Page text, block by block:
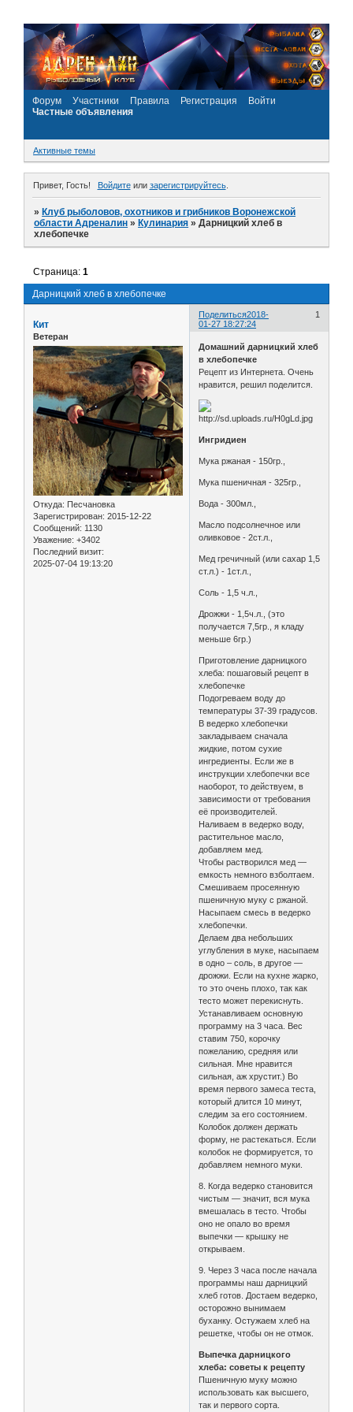
Форум Участники Правила Регистрация
Войти
Частные объявления
Активные темы
Привет, Гость! Войдитеили зарегистрируйтесь.
»Клуб рыболовов, охотников и грибников Воронежской
области Адреналин »Кулинария »Дарницкий хлеб в
хлебопечке
Дарницкий хлеб в хлебопечке
Страница:1
Поделиться 1
2018-
01-27 18:27:24
Кит
Ветеран
Откуда: Песчановка
Зарегистрирован: 2015-12-22
Сообщений: 1130
Уважение: +3402
Последний визит:
2025-07-04 19:13:20
Домашний дарницкий хлеб
в хлебопечке
Рецепт из Интернета. Очень
нравится, решил поделится.
Ингридиен
Мука ржаная - 150гр.,
Мука пшеничная - 325гр.,
Вода - 300мл.,
Масло подсолнечное или
оливковое - 2ст.л.,
Мед гречичный (или сахар 1,5
ст.л.) - 1ст.л.,
Соль - 1,5 ч.л.,
Дрожжи - 1,5ч.л., (это
получается 7,5гр., я кладу
меньше 6гр.)
Приготовление дарницкого
хлеба: пошаговый рецепт в
хлебопечке
Подогреваем воду до
температуры 37-39 градусов.
В ведерко хлебопечки
закладываем сначала
жидкие, потом сухие
ингредиенты. Если же в
инструкции хлебопечки все
наоборот, то действуем, в
зависимости от требования
её производителей.
Наливаем в ведерко воду,
растительное масло,
добавляем мед.
Чтобы растворился мед —
емкость немного взболтаем.
Смешиваем просеянную
пшеничную муку с ржаной.
Насыпаем смесь в ведерко
хлебопечки.
Делаем два небольших
углубления в муке, насыпаем
в одно – соль, в другое —
дрожжи. Если на кухне жарко,
то это очень плохо, так как
тесто может перекиснуть.
Устанавливаем основную
программу на 3 часа. Вес
ставим 750, корочку
пожеланию, средняя или
сильная. Мне нравится
сильная, аж хрустит.) Во
время первого замеса теста,
который длится 10 минут,
следим за его состоянием.
Колобок должен держать
форму, не растекаться. Если
колобок не формируется, то
добавляем немного муки.
8. Когда ведерко становится
чистым — значит, вся мука
вмешалась в тесто. Чтобы
оно не опало во время
выпечки — крышку не
открываем.
9. Через 3 часа после начала
программы наш дарницкий
хлеб готов. Достаем ведерко,
осторожно вынимаем
буханку. Остужаем хлеб на
решетке, чтобы он не отмок.
Выпечка дарницкого
хлеба: советы к рецепту
Пшеничную муку можно
использовать как высшего,
так и первого сорта.